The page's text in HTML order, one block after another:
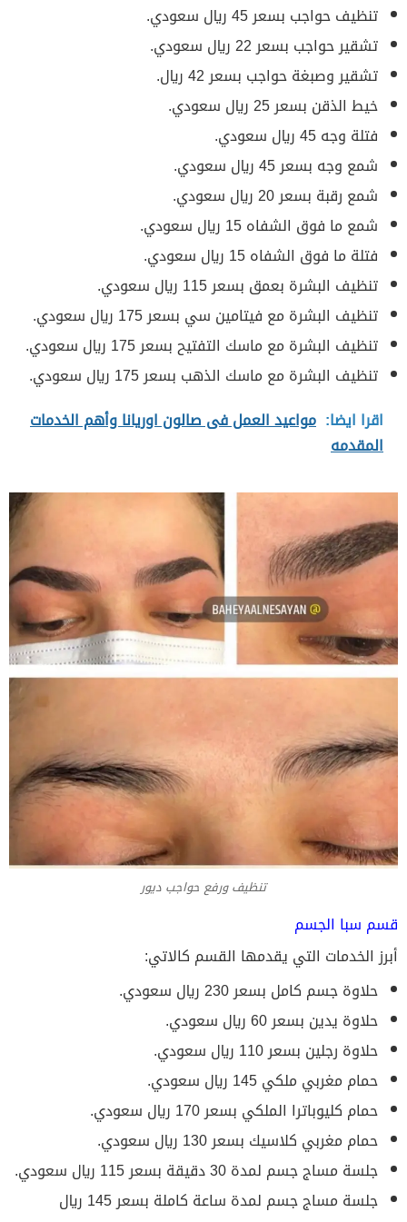
تنظيف حواجب بسعر 45 ريال سعودي.
تشقير حواجب بسعر 22 ريال سعودي.
تشقير وصبغة حواجب بسعر 42 ريال.
خيط الذقن بسعر 25 ريال سعودي.
فتلة وجه 45 ريال سعودي.
شمع وجه بسعر 45 ريال سعودي.
شمع رقبة بسعر 20 ريال سعودي.
شمع ما فوق الشفاه 15 ريال سعودي.
فتلة ما فوق الشفاه 15 ريال سعودي.
تنظيف البشرة بعمق بسعر 115 ريال سعودي.
تنظيف البشرة مع فيتامين سي بسعر 175 ريال سعودي.
تنظيف البشرة مع ماسك التفتيح بسعر 175 ريال سعودي.
تنظيف البشرة مع ماسك الذهب بسعر 175 ريال سعودي.
اقرا ايضا: مواعيد العمل فى صالون اوريانا وأهم الخدمات
المقدمه
تنظيف ورفع حواجب ديور
قسم سبا الجسم
أبرز الخدمات التي يقدمها القسم كالاتي:
حلاوة جسم كامل بسعر 230 ريال سعودي.
حلاوة يدين بسعر 60 ريال سعودي.
حلاوة رجلين بسعر 110 ريال سعودي.
حمام مغربي ملكي 145 ريال سعودي.
حمام كليوباترا الملكي بسعر 170 ريال سعودي.
حمام مغربي كلاسيك بسعر 130 ريال سعودي.
جلسة مساج جسم لمدة 30 دقيقة بسعر 115 ريال سعودي.
جلسة مساج جسم لمدة ساعة كاملة بسعر 145 ريال